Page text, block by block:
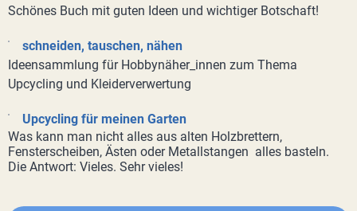
Schönes Buch mit guten Ideen und wichtiger Botschaft!
schneiden, tauschen, nähen
Ideensammlung für Hobbynäher_innen zum Thema
Upcycling und Kleiderverwertung
Upcycling für meinen Garten
Was kann man nicht alles aus alten Holzbrettern,
Fensterscheiben, Ästen oder Metallstangen alles basteln.
Die Antwort: Vieles. Sehr vieles!